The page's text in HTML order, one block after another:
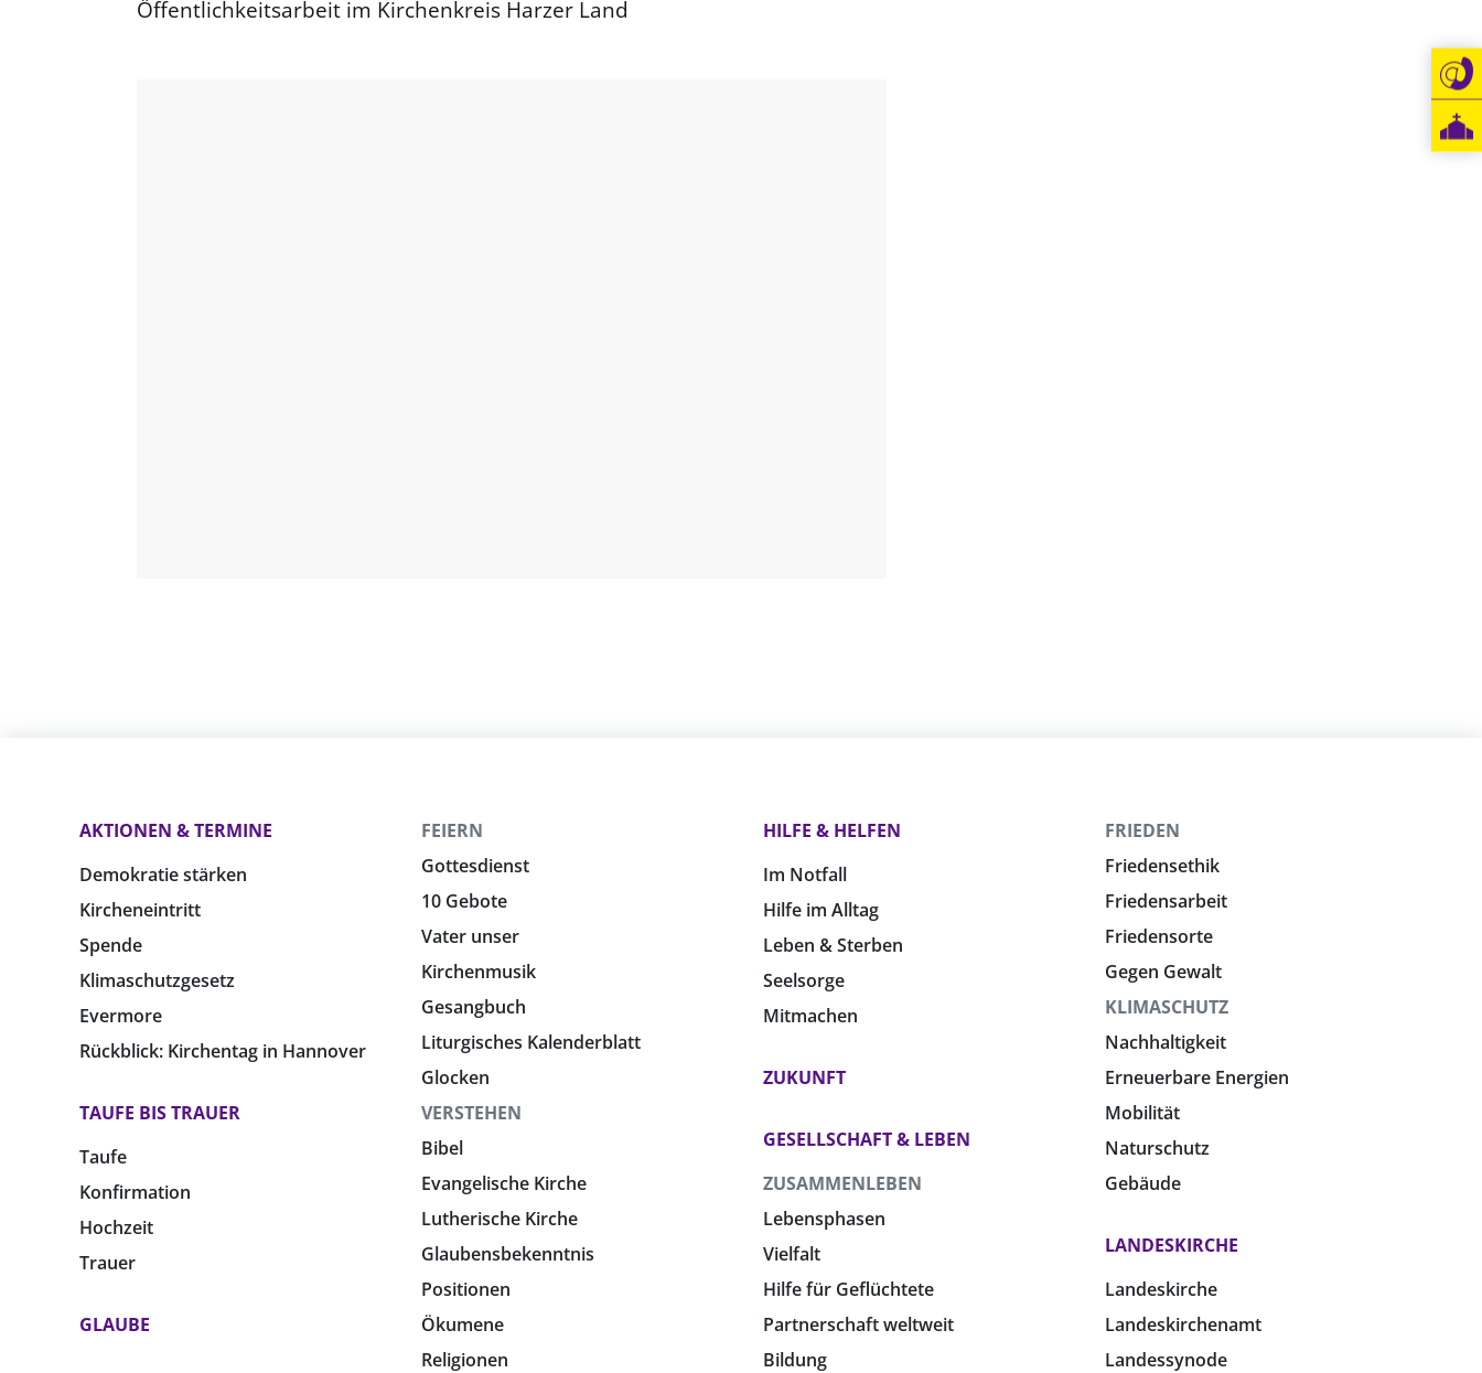
Öffentlichkeitsarbeit im Kirchenkreis Harzer Land
AKTIONEN & TERMINE
Demokratie stärken
Kircheneintritt
Spende
Klimaschutzgesetz
Evermore
Rückblick: Kirchentag in Hannover
TAUFE BIS TRAUER
Taufe
Konfirmation
Hochzeit
Trauer
GLAUBE
FEIERN
Gottesdienst
10 Gebote
Vater unser
Kirchenmusik
Gesangbuch
Liturgisches Kalenderblatt
Glocken
VERSTEHEN
Bibel
Evangelische Kirche
Lutherische Kirche
Glaubensbekenntnis
Positionen
Ökumene
Religionen
HILFE & HELFEN
Im Notfall
Hilfe im Alltag
Leben & Sterben
Seelsorge
Mitmachen
ZUKUNFT
GESELLSCHAFT & LEBEN
ZUSAMMENLEBEN
Lebensphasen
Vielfalt
Hilfe für Geflüchtete
Partnerschaft weltweit
Bildung
FRIEDEN
Friedensethik
Friedensarbeit
Friedensorte
Gegen Gewalt
KLIMASCHUTZ
Nachhaltigkeit
Erneuerbare Energien
Mobilität
Naturschutz
Gebäude
LANDESKIRCHE
Landeskirche
Landeskirchenamt
Landessynode